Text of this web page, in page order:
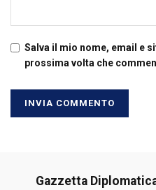
Salva il mio nome, email e
prossima volta che
Gazzetta